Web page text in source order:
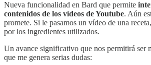
Nueva funcionalidad en Bard que permite
contenidos de los vídeos de Youtube. Aún
promete. Si le pasamos un vídeo de una
por los ingredientes utilizados.
Un avance significativo que nos permitirá ser
que me genera serias dudas: